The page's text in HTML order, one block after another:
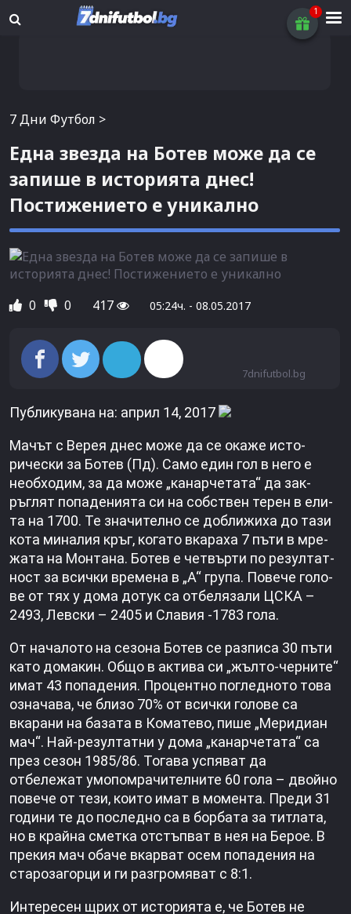
7 Дни Футбол >
Една звезда на Ботев може да се
запише в историята днес!
Постижението е уникално
0 0 417 05:24ч. - 08.05.2017
7dnifutbol.bg
Публикувана на: април 14, 2017
Мачът с Верея днес може да се окаже исто­
рически за Ботев (Пд). Само един гол в него е
необходим, за да може „канарчетата“ да зак­
ръглят попаденията си на собствен терен в ели­
та на 1700. Те значител­но се доближиха до тази
кота миналия кръг, когато вкараха 7 пъти в мре­
жата на Монтана. Ботев е четвърти по резултат­
ност за всички времена в „А“ група. Повече голо­
ве от тях у дома дотук са отбелязали ЦСКА –
2493, Левски – 2405 и Славия -1783 гола.
От началото на сезона Ботев се разписа 30 пъти
като домакин. Общо в актива си „жълто-черните“
имат 43 попадения. Процентно погледното това
означава, че близо 70% от всички голове са
вкарани на базата в Коматево, пише „Меридиан
мач“. Най-резултатни у дома „канарчетата“ са
през сезон 1985/86. Тога­ва успяват да
отбележат умопомрачителните 60 гола – двойно
повече от тези, които имат в мо­мента. Преди 31
години те до последно са в борбата за титлата,
но в крайна сметка отстъпват в нея на Берое. В
прекия мач обаче вкарват осем попадения на
староза­горци и ги разгромяват с 8:1.
Интересен щрих от историята е, че Ботев не